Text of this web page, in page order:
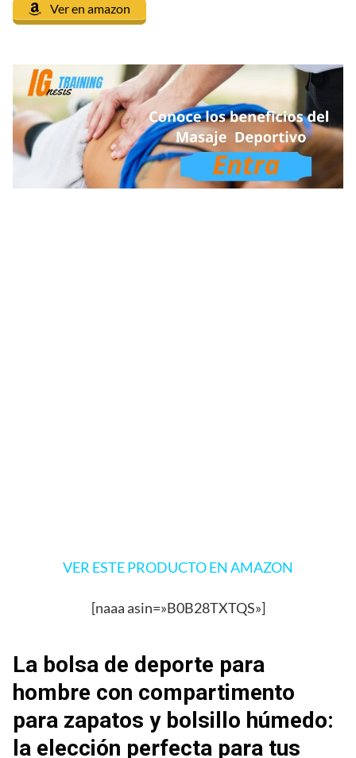
Ver en amazon
VER ESTE PRODUCTO EN AMAZON
[naaa asin=»B0B28TXTQS»]
La bolsa de deporte para
hombre con compartimento
para zapatos y bolsillo húmedo:
la elección perfecta para tus